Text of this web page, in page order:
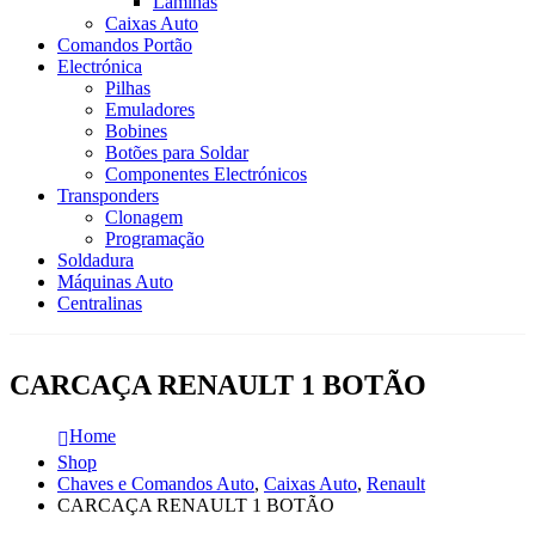
Caixas Auto
Comandos Portão
Electrónica
Pilhas
Emuladores
Bobines
Botões para Soldar
Componentes Electrónicos
Transponders
Clonagem
Programação
Soldadura
Máquinas Auto
Centralinas
CARCAÇA RENAULT 1 BOTÃO
Home
Shop
Chaves e Comandos Auto, Caixas Auto, Renault
CARCAÇA RENAULT 1 BOTÃO